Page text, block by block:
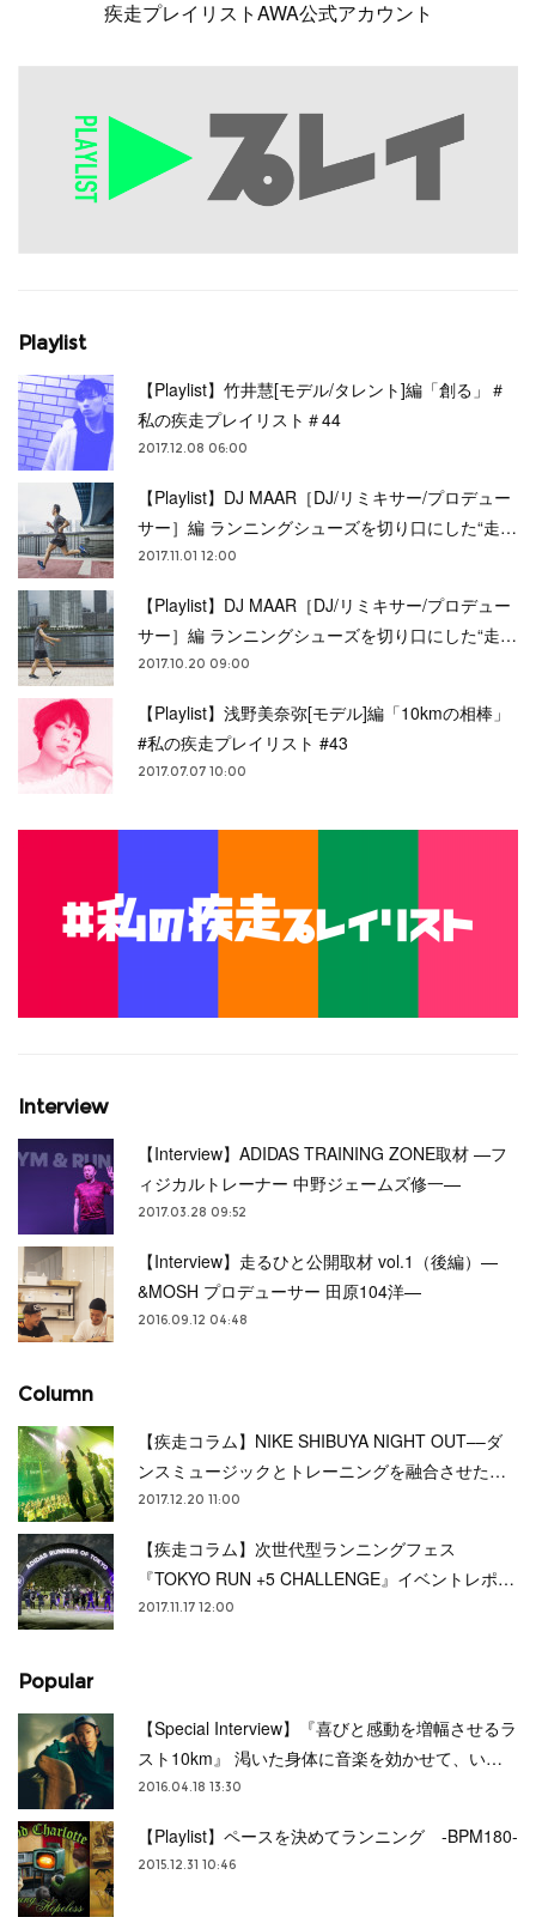
疾走プレイリストAWA公式アカウント
Playlist
【Playlist】竹井慧[モデル/タレント]編「創る」＃
私の疾走プレイリスト＃44
2017.12.08 06:00
【Playlist】DJ MAAR［DJ/リミキサー/プロデュー
サー］編 ランニングシューズを切り口にした“走…
2017.11.01 12:00
【Playlist】DJ MAAR［DJ/リミキサー/プロデュー
サー］編 ランニングシューズを切り口にした“走…
2017.10.20 09:00
【Playlist】浅野美奈弥[モデル]編「10kmの相棒」
#私の疾走プレイリスト #43
2017.07.07 10:00
Interview
【Interview】ADIDAS TRAINING ZONE取材 —フ
ィジカルトレーナー 中野ジェームズ修一—
2017.03.28 09:52
【Interview】走るひと公開取材 vol.1（後編）—
&MOSH プロデューサー 田原104洋—
2016.09.12 04:48
Column
【疾走コラム】NIKE SHIBUYA NIGHT OUT––ダ
ンスミュージックとトレーニングを融合させた…
2017.12.20 11:00
【疾走コラム】次世代型ランニングフェス
『TOKYO RUN +5 CHALLENGE』イベントレポ…
2017.11.17 12:00
Popular
【Special Interview】『喜びと感動を増幅させるラ
スト10km』 渇いた身体に音楽を効かせて、い…
2016.04.18 13:30
【Playlist】ペースを決めてランニング -BPM180-
2015.12.31 10:46